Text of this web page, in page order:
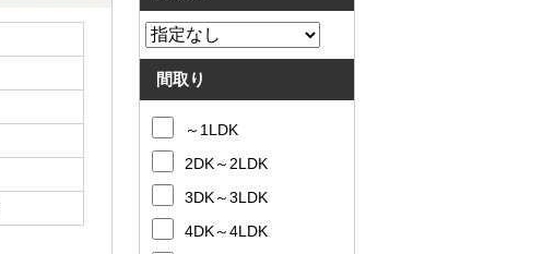
間取り
～1LDK
2DK～2LDK
3DK～3LDK
4DK～4LDK